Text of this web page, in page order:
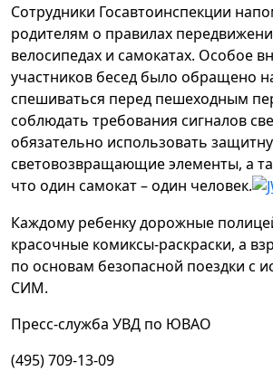
Сотрудники Госавтоинспекции
родителям о правилах
велосипедах и самокатах. Особое
участников бесед было обращено
спешиваться перед пешеходным
соблюдать требования сигналов
обязательно использовать
световозвращающие элементы, а
что один самокат – один человек.
Каждому ребенку дорожные
красочные комиксы-раскраски, а
по основам безопасной поездки с
СИМ.
Пресс-служба УВД по ЮВАО
(495) 709-13-09